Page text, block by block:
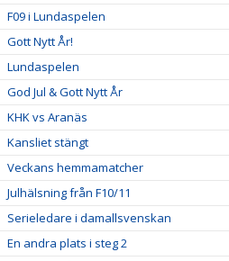
F09 i Lundaspelen
Gott Nytt År!
Lundaspelen
God Jul & Gott Nytt År
KHK vs Aranäs
Kansliet stängt
Veckans hemmamatcher
Julhälsning från F10/11
Serieledare i damallsvenskan
En andra plats i steg 2